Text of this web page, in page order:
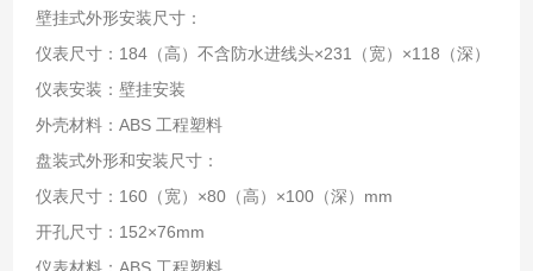
壁挂式外形安装尺寸：
仪表尺寸：184（高）不含防水进线头×231（宽）×118（深）
仪表安装：壁挂安装
外壳材料：ABS 工程塑料
盘装式外形和安装尺寸：
仪表尺寸：160（宽）×80（高）×100（深）mm
开孔尺寸：152×76mm
仪表材料：ABS 工程塑料